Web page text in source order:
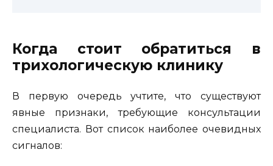
Когда стоит обратиться в
трихологическую клинику
В первую очередь учтите, что существуют
явные признаки, требующие консультации
специалиста. Вот список наиболее очевидных
сигналов: